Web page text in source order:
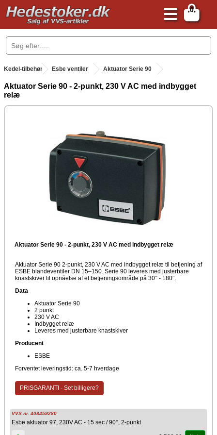
0
.
Kedel-tilbehør . Esbe ventiler Aktuator Serie 90
Aktuator Serie 90 - 2-punkt, 230 V AC med indbygget
relæ
Aktuator Serie 90 - 2-punkt, 230 V AC med indbygget relæ
Aktuator Serie 90 2-punkt, 230 V AC med indbygget relæ til betjening af
ESBE blandeventiler DN 15–150. Serie 90 leveres med justerbare
knastskiver til opnåelse af et betjeningsområde på 30° - 180°.
Data
Aktuator Serie 90
2 punkt
230 V AC
Indbygget relæ
Leveres med justerbare knastskiver
Producent
ESBE
Forventet leveringstid: ca. 5-7 hverdage
PRISGARANTI - Set billigere?
VVS nr. 408459280
Esbe aktuator 97, 230V AC - 15 sec / 90°, 2-punkt